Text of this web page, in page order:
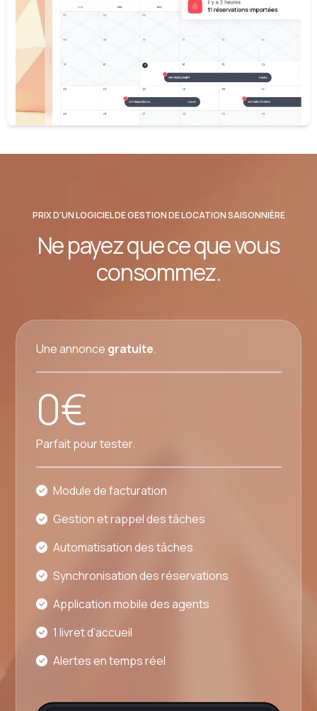
PRIX D'UN LOGICIEL DE GESTION DE LOCATION SAISONNIÈRE
Ne payez que ce que vous
consommez.
Une annonce gratuite.
0€
Parfait pour tester.
Module de facturation
Gestion et rappel des tâches
Automatisation des tâches
Synchronisation des réservations
Application mobile des agents
1 livret d’accueil
Alertes en temps réel